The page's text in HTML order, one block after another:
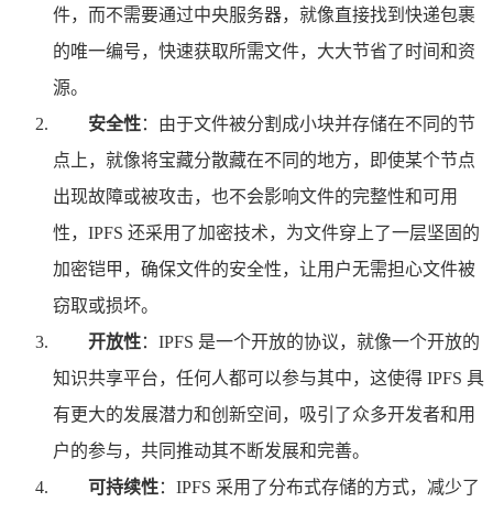
件，而不需要通过中央服务器，就像直接找到快递包裹
的唯一编号，快速获取所需文件，大大节省了时间和资
源。
安全性：由于文件被分割成小块并存储在不同的节
点上，就像将宝藏分散藏在不同的地方，即使某个节点
出现故障或被攻击，也不会影响文件的完整性和可用
性，IPFS 还采用了加密技术，为文件穿上了一层坚固的
加密铠甲，确保文件的安全性，让用户无需担心文件被
窃取或损坏。
开放性：IPFS 是一个开放的协议，就像一个开放的
知识共享平台，任何人都可以参与其中，这使得 IPFS 具
有更大的发展潜力和创新空间，吸引了众多开发者和用
户的参与，共同推动其不断发展和完善。
可持续性：IPFS 采用了分布式存储的方式，减少了